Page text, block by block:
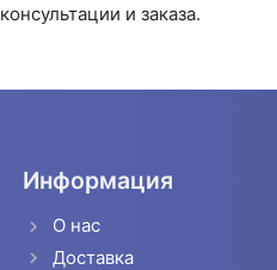
консультации и заказа.
Информация
О нас
Доставка